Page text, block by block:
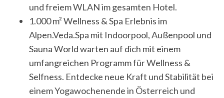
und freiem WLAN im gesamten Hotel.
1.000 m² Wellness & Spa Erlebnis im
Alpen.Veda.Spa mit Indoorpool, Außenpool und
Sauna World warten auf dich mit einem
umfangreichen Programm für Wellness &
Selfness. Entdecke neue Kraft und Stabilität bei
einem Yogawochenende in Österreich und
a
r
c
h
f
o
: